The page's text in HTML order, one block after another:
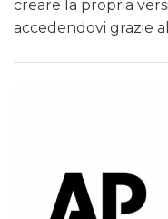
creare la propria
accedendovi grazie